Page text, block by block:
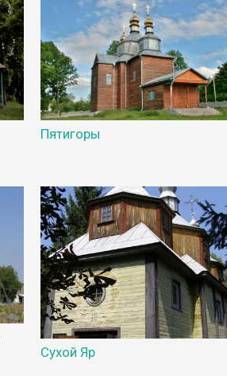
Пятигоры
Сухой Яр